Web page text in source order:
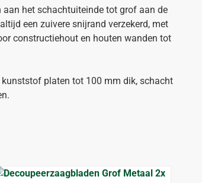
het schachtuiteinde tot grof aan de
een zuivere snijrand verzekerd, met
constructiehout en houten wanden tot
platen tot 100 mm dik, schacht